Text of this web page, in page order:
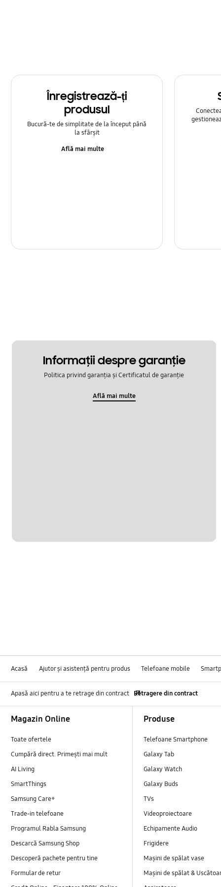
Înregistrează-ți
produsul
Bucură-te de simplitate de la început până
la sfârșit
Află mai multe
Informaţii despre garanţie
Politica privind garanția și Certificatul de garanție
Află mai multe
Acasă Ajutor și asistență pentru produs Telefoane mobile
Apasă aici pentru a te retrage din contract Retragere din contract
Magazin Online
Toate ofertele
Cumpără direct. Primești mai mult
AI Living
SmartThings
Samsung Care+
Trade-in telefoane
Programul Rabla Samsung
Descarcă Samsung Shop
Descoperă pachete pentru tine
Formular de retur
Produse
Telefoane Smartphone
Galaxy Tab
Galaxy Watch
Galaxy Buds
TVs
Videoproiectoare
Echipamente Audio
Frigidere
Mașini de spălat vase
Mașini de spălat &